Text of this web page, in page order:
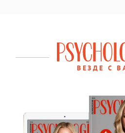
ВЕЗДЕ С